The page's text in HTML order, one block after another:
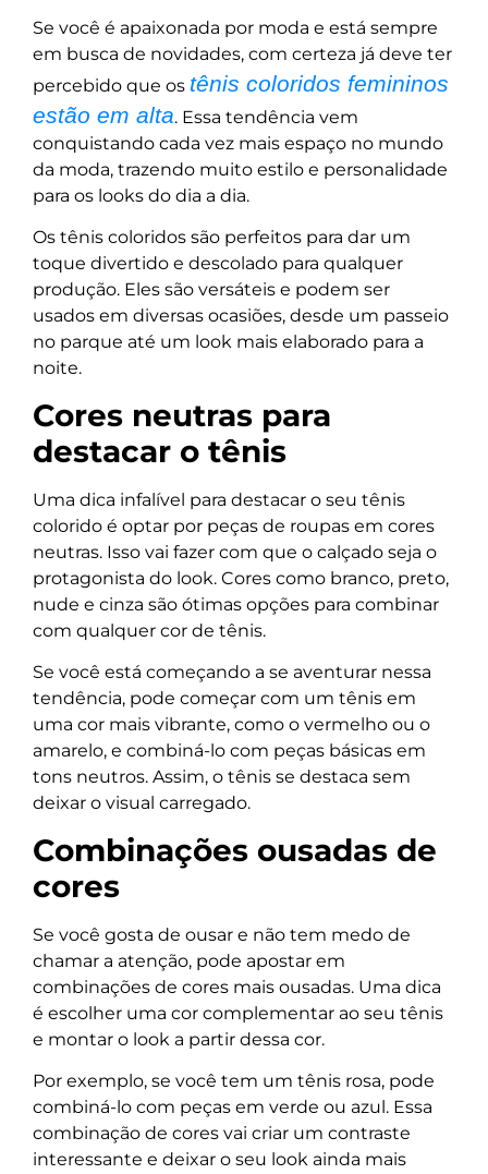
Se você é apaixonada por moda e está sempre
em busca de novidades, com certeza já deve ter
percebido que os tênis coloridos femininos
estão em alta. Essa tendência vem
conquistando cada vez mais espaço no mundo
da moda, trazendo muito estilo e personalidade
para os looks do dia a dia.
Os tênis coloridos são perfeitos para dar um
toque divertido e descolado para qualquer
produção. Eles são versáteis e podem ser
usados em diversas ocasiões, desde um passeio
no parque até um look mais elaborado para a
noite.
Cores neutras para
destacar o tênis
Uma dica infalível para destacar o seu tênis
colorido é optar por peças de roupas em cores
neutras. Isso vai fazer com que o calçado seja o
protagonista do look. Cores como branco, preto,
nude e cinza são ótimas opções para combinar
com qualquer cor de tênis.
Se você está começando a se aventurar nessa
tendência, pode começar com um tênis em
uma cor mais vibrante, como o vermelho ou o
amarelo, e combiná-lo com peças básicas em
tons neutros. Assim, o tênis se destaca sem
deixar o visual carregado.
Combinações ousadas de
cores
Se você gosta de ousar e não tem medo de
chamar a atenção, pode apostar em
combinações de cores mais ousadas. Uma dica
é escolher uma cor complementar ao seu tênis
e montar o look a partir dessa cor.
Por exemplo, se você tem um tênis rosa, pode
combiná-lo com peças em verde ou azul. Essa
combinação de cores vai criar um contraste
interessante e deixar o seu look ainda mais